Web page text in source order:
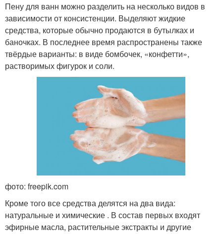
Пену для ванн можно разделить на несколько видов в
зависимости от консистенции. Выделяют жидкие
средства, которые обычно продаются в бутылках и
баночках. В последнее время распространены также
твёрдые варианты: в виде бомбочек, «конфетти»,
растворимых фигурок и соли.
фото: freepik.com
Кроме того все средства делятся на два вида:
натуральные и химические . В состав первых входят
эфирные масла, растительные экстракты и другие